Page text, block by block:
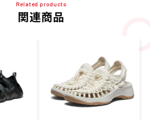
Related products
関連商品